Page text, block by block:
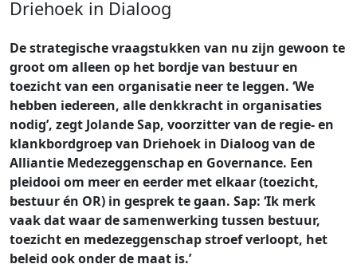
Driehoek in Dialoog
De strategische vraagstukken van nu zijn gewoon te
groot om alleen op het bordje van bestuur en
toezicht van een organisatie neer te leggen. ‘We
hebben iedereen, alle denkkracht in organisaties
nodig’, zegt Jolande Sap, voorzitter van de regie- en
klankbordgroep van Driehoek in Dialoog van de
Alliantie Medezeggenschap en Governance. Een
pleidooi om meer en eerder met elkaar (toezicht,
bestuur én OR) in gesprek te gaan. Sap: ‘Ik merk
vaak dat waar de samenwerking tussen bestuur,
toezicht en medezeggenschap stroef verloopt, het
beleid ook onder de maat is.’